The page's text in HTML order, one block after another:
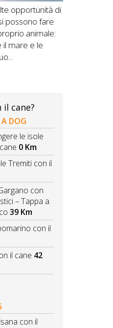
opportunità di
possono fare
animale:
il mare e le
il cane?
DOG
le isole
0 Km
Tremiti con il
con
– Tappa a
39 Km
con il
il cane 42
con il